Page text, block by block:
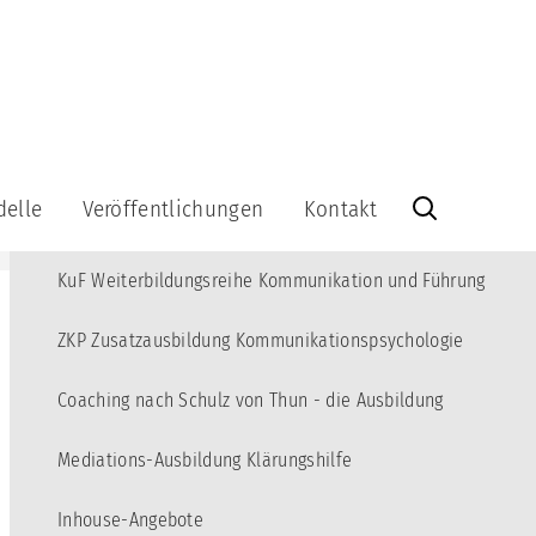
Veröffentlichungen
Veröffentlichungen
Bücher
Videos
Kommunikationsquadrat
Holz
Kontakt
Kontakt
Info-
abonnieren
Brief-
Impressum
KuF Weiterbildungsreihe Kommunikation und Führung
ZKP Zusatzausbildung Kommunikationspsychologie
Coaching nach Schulz von Thun - die Ausbildung
Mediations-Ausbildung Klärungshilfe
Inhouse-Angebote